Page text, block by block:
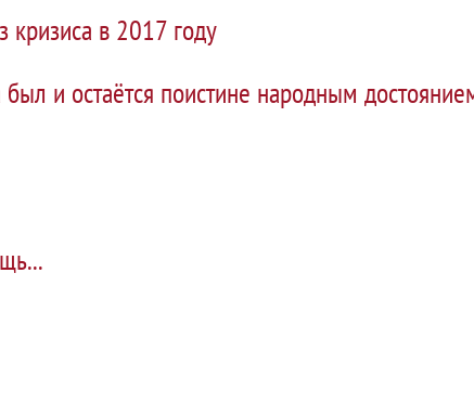
кризиса в 2017 году
был и остаётся поистине народным